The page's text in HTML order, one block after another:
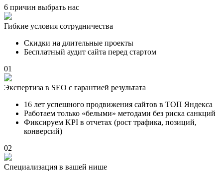
6 причин выбрать нас
Гибкие условия сотрудничества
Скидки на длительные проекты
Бесплатный аудит сайта перед стартом
01
Экспертиза в SEO с гарантией результата
16 лет успешного продвижения сайтов в ТОП Яндекса
Работаем только «белыми» методами без риска санкций
Фиксируем KPI в отчетах (рост трафика, позиций,
конверсий)
02
Специализация в вашей нише